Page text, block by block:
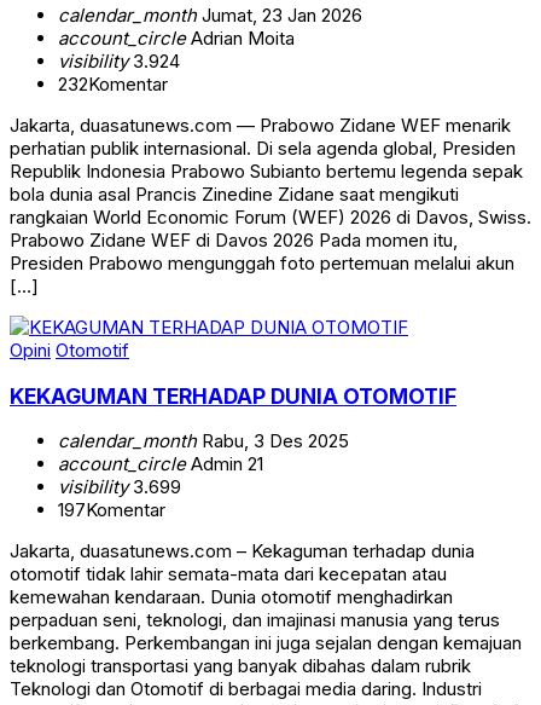
calendar_monthJumat, 23 Jan 2026
account_circleAdrian Moita
visibility3.924
232Komentar
Jakarta, duasatunews.com — Prabowo Zidane WEF menarik
perhatian publik internasional. Di sela agenda global, Presiden
Republik Indonesia Prabowo Subianto bertemu legenda sepak
bola dunia asal Prancis Zinedine Zidane saat mengikuti
rangkaian World Economic Forum (WEF) 2026 di Davos, Swiss.
Prabowo Zidane WEF di Davos 2026 Pada momen itu,
Presiden Prabowo mengunggah foto pertemuan melalui akun
[…]
Opini Otomotif
KEKAGUMAN TERHADAP DUNIA OTOMOTIF
calendar_monthRabu, 3 Des 2025
account_circleAdmin 21
visibility3.699
197Komentar
Jakarta, duasatunews.com – Kekaguman terhadap dunia
otomotif tidak lahir semata-mata dari kecepatan atau
kemewahan kendaraan. Dunia otomotif menghadirkan
perpaduan seni, teknologi, dan imajinasi manusia yang terus
berkembang. Perkembangan ini juga sejalan dengan kemajuan
teknologi transportasi yang banyak dibahas dalam rubrik
Teknologi dan Otomotif di berbagai media daring. Industri